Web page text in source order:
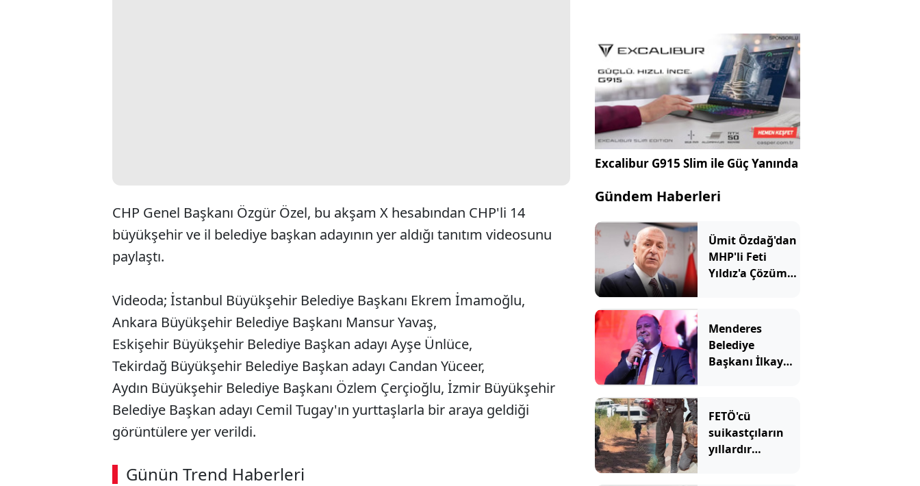
CHP Genel Başkanı Özgür Özel, bu akşam X hesabından CHP'li 14
büyükşehir ve il belediye başkan adayının yer aldığı tanıtım videosunu
paylaştı.
Videoda; İstanbul Büyükşehir Belediye Başkanı Ekrem İmamoğlu,
Ankara Büyükşehir Belediye Başkanı Mansur Yavaş,
Eskişehir Büyükşehir Belediye Başkan adayı Ayşe Ünlüce,
Tekirdağ Büyükşehir Belediye Başkan adayı Candan Yüceer,
Aydın Büyükşehir Belediye Başkanı Özlem Çerçioğlu, İzmir Büyükşehir
Belediye Başkan adayı Cemil Tugay'ın yurttaşlarla bir araya geldiği
görüntülere yer verildi.
Günün Trend Haberleri
Excalibur G915 Slim ile Güç Yanında
Gündem Haberleri
Ümit Özdağ'dan
MHP'li Feti
Yıldız'a Çözüm
Menderes
Belediye
Başkanı İlkay
FETÖ'cü
suikastçıların
yıllardır